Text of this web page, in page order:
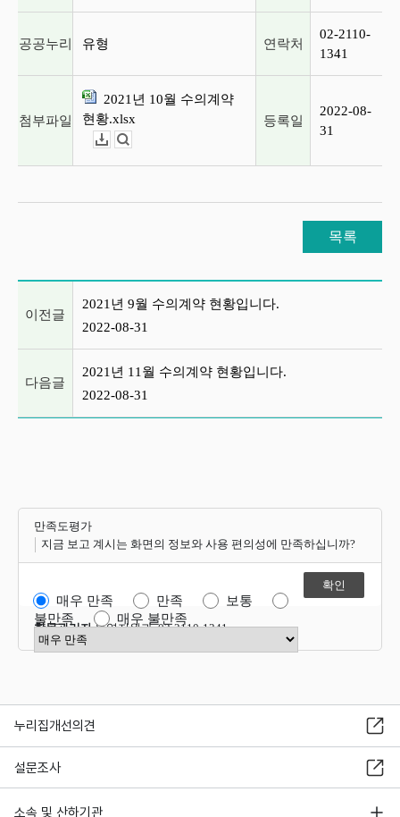
공공누리 유형 연락처
02-2110-
1341
첨부파일
2021년 10월 수의계약
현황.xlsx
등록일
2022-08-
31
목록
이전글
2021년 9월 수의계약 현황입니다.
2022-08-31
다음글
2021년 11월 수의계약 현황입니다.
2022-08-31
만족도평가
지금 보고 계시는 화면의 정보와 사용 편의성에 만족하십니까?
매우 만족 만족
보통
불만족
매우 불만족
만족도 점수 선택
항목관리자운영지원과 02-2110-1341
누리집개선의견
설문조사
소속 및 산하기관